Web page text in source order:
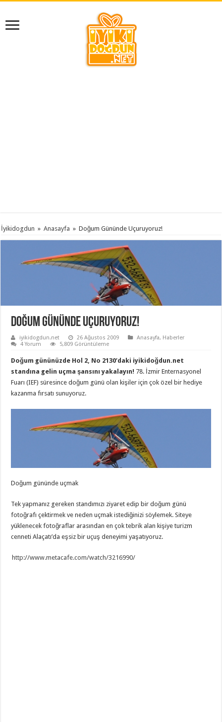
İyikidogdun » Anasayfa » Doğum Gününde Uçuruyoruz!
Doğum Gününde Uçuruyoruz!
iyikidogdun.net 26 Ağustos 2009 Anasayfa, Haberler
4 Yorum
5,809 Görüntüleme
Doğum gününüzde Hol 2, No 2130’daki iyikidoğdun.net
standına gelin uçma şansını yakalayın! 78. İzmir Enternasyonel
Fuarı (IEF) süresince doğum günü olan kişiler için çok özel bir hediye
kazanma fırsatı sunuyoruz.
Doğum gününde uçmak
Tek yapmanız gereken standımızı ziyaret edip bir doğum günü
fotoğrafı çektirmek ve neden uçmak istediğinizi söylemek. Siteye
yüklenecek fotoğraflar arasından en çok tebrik alan kişiye turizm
cenneti Alaçatı’da eşsiz bir uçuş deneyimi yaşatıyoruz.
http://www.metacafe.com/watch/3216990/